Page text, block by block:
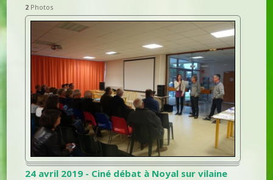
2 Photos
24 avril 2019 - Ciné débat à Noyal sur vilaine